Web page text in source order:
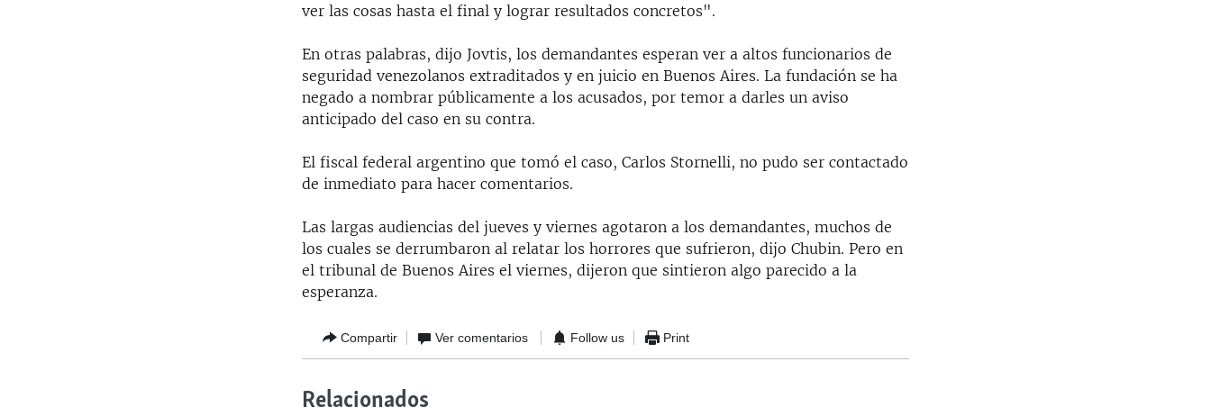
ver las cosas hasta el final y lograr resultados concretos".
En otras palabras, dijo Jovtis, los demandantes esperan ver a altos funcionarios de
seguridad venezolanos extraditados y en juicio en Buenos Aires. La fundación se ha
negado a nombrar públicamente a los acusados, por temor a darles un aviso
anticipado del caso en su contra.
El fiscal federal argentino que tomó el caso, Carlos Stornelli, no pudo ser contactado
de inmediato para hacer comentarios.
Las largas audiencias del jueves y viernes agotaron a los demandantes, muchos de
los cuales se derrumbaron al relatar los horrores que sufrieron, dijo Chubin. Pero en
el tribunal de Buenos Aires el viernes, dijeron que sintieron algo parecido a la
esperanza.
Compartir Ver comentarios Follow us Print
Relacionados